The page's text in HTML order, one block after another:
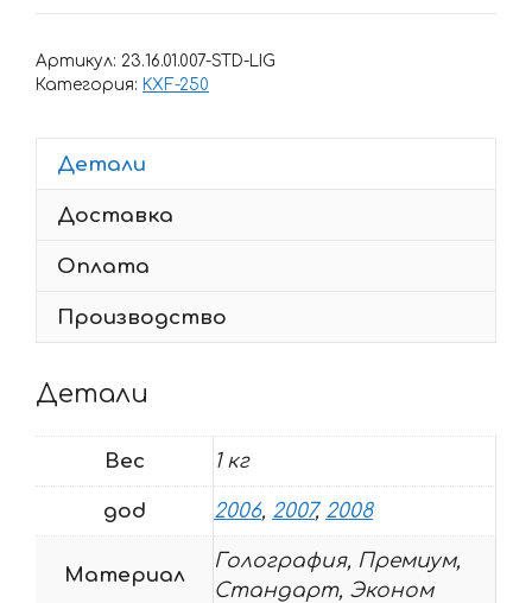
Комплект
2008
Артикул: 23.16.01.007-STD-LIG
Категория: KXF-250
Детали
Доставка
Оплата
Производство
Детали
Вес 1 кг
god 2006, 2007, 2008
Материал
Голография, Премиум,
Стандарт, Эконом